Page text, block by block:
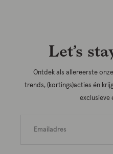
Let’s
Ontdek als allereerste
trends, (kortings)acties én
exclusieve